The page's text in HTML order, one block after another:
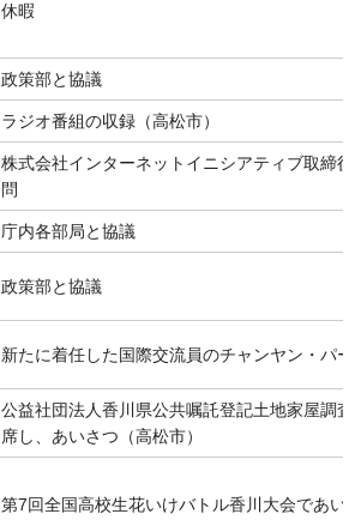
休暇
政策部と協議
ラジオ番組の収録（高松市）
株式会社インターネットイニシアティブ取締
問
庁内各部局と協議
政策部と協議
新たに着任した国際交流員のチャンヤン・パ
公益社団法人香川県公共嘱託登記土地家屋調
席し、あいさつ（高松市）
第7回全国高校生花いけバトル香川大会であい